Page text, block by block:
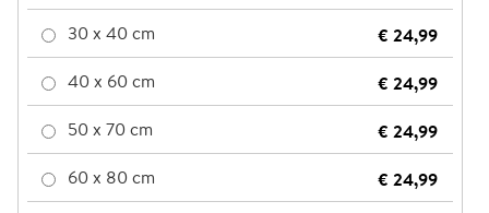
30 x 40 cm € 24,99
40 x 60 cm € 24,99
50 x 70 cm € 24,99
60 x 80 cm € 24,99